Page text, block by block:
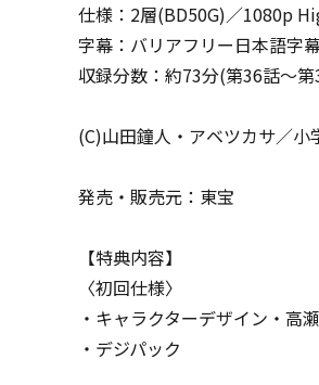
仕様：2層(BD50G)／1080p
字幕：バリアフリー日本語字
収録分数：約73分(第36話～
(C)山田鐘人・アベツカサ／
発売・販売元：東宝
【特典内容】
〈初回仕様〉
・キャラクターデザイン・高
・デジパック